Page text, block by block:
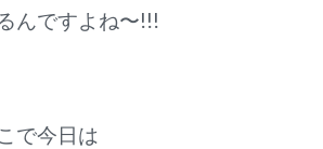
んですよね〜!!!
で今日は